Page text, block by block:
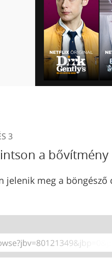
3
a
jelenik meg a böngésző